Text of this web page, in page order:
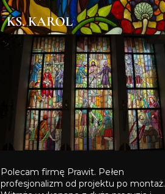
KS. KAROL
ks. Karol Nowak
Polecam firmę Prawit. Pełen
profesjonalizm od projektu po montaż.